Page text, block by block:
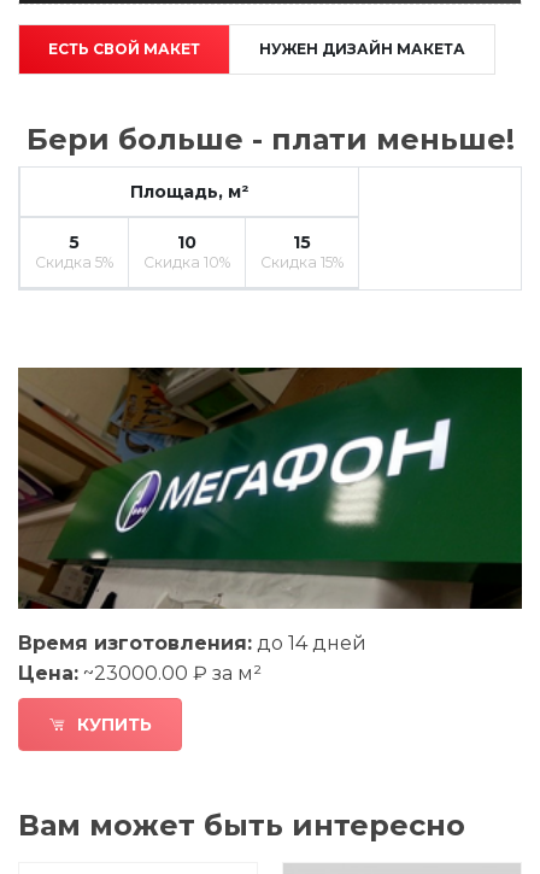
Время изготовления: до 14 дней
Цена: ~23000.00 ₽ за м²
КУПИТЬ
ЕСТЬ СВОЙ МАКЕТ НУЖЕН ДИЗАЙН МАКЕТА
Бери больше - плати меньше!
Площадь, м²
5
Скидка 5%
10
Скидка 10%
15
Скидка 15%
Вам может быть интересно